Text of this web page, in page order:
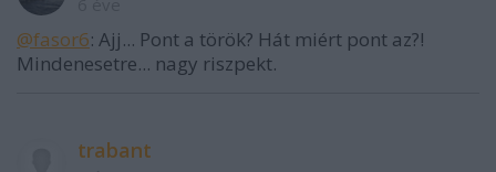
@fasor6: Ajj... Pont a török? Hát miért pont az?!
Mindenesetre... nagy riszpekt.
trabant